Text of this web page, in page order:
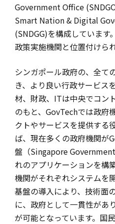
Government Office
Smart Nation & Digital
(SNDGG)を構成しています
政策実施機関と位置付けら
シンガポール政府の、全て
き、より良い行政サービス
材、財政、ITは中央でコン
のもと、GovTechでは政府
クトやサービスを提供する
ば、現在多くの政府機関が
盤（Singapore
れのアプリケーションを構
機関がそれぞれシステムを
基盤の導入により、技術面
に、政府として一貫性があ
が可能となっています。国